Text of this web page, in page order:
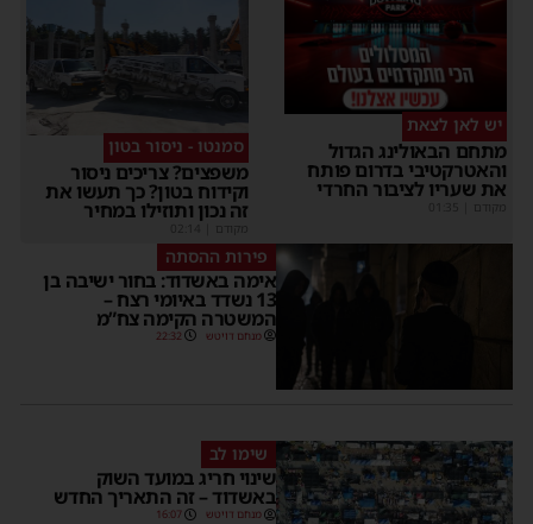
יש לאן לצאת
מתחם הבאולינג הגדול
והאטרקטיבי בדרום פותח
את שעריו לציבור החרדי
מקודם
סמנטו - ניסור בטון
משפצים? צריכים ניסור
וקידוח בטון? כך תעשו את
זה נכון ותוזילו במחיר
מקודם
פירות ההסתה
אימה באשדוד: בחור ישיבה בן
13 נשדד באיומי רצח –
המשטרה הקימה צח”מ
מנחם דויטש 22:32
שימו לב
שינוי חריג במועד השוק
באשדוד – זה התאריך החדש
מנחם דויטש 16:07